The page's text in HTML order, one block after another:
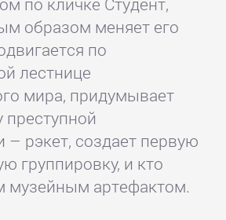
образом меняет его
по
лестнице
мира, придумывает
– рэкет, создает первую
группировку, и кто
музейным артефактом.